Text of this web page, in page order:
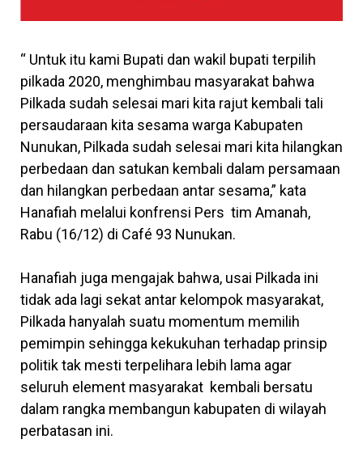
“ Untuk itu kami Bupati dan wakil bupati terpilih
pilkada 2020, menghimbau masyarakat bahwa
Pilkada sudah selesai mari kita rajut kembali tali
persaudaraan kita sesama warga Kabupaten
Nunukan, Pilkada sudah selesai mari kita hilangkan
perbedaan dan satukan kembali dalam persamaan
dan hilangkan perbedaan antar sesama,” kata
Hanafiah melalui konfrensi Pers tim Amanah,
Rabu (16/12) di Café 93 Nunukan.
Hanafiah juga mengajak bahwa, usai Pilkada ini
tidak ada lagi sekat antar kelompok masyarakat,
Pilkada hanyalah suatu momentum memilih
pemimpin sehingga kekukuhan terhadap prinsip
politik tak mesti terpelihara lebih lama agar
seluruh element masyarakat kembali bersatu
dalam rangka membangun kabupaten di wilayah
perbatasan ini.